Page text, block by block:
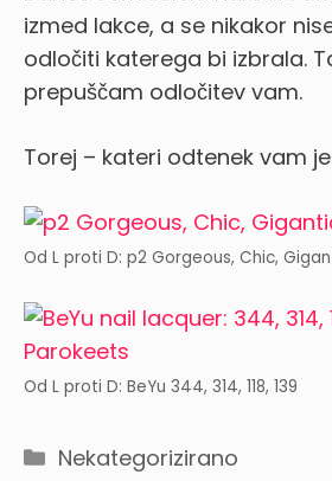
izmed lakce, a se nikakor
odločiti katerega bi izbrala.
prepuščam odločitev vam.
Torej – kateri odtenek vam
Od L proti D: p2 Gorgeous, Chic,
Od L proti D: BeYu 344, 314, 118, 139
Categories
Nekategorizirano